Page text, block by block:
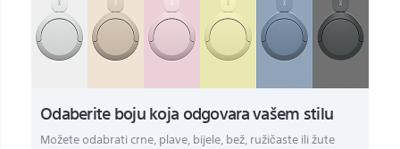
Odaberite boju koja odgovara vašem stilu
Možete odabrati crne, plave, bijele, bež, ružičaste ili žute